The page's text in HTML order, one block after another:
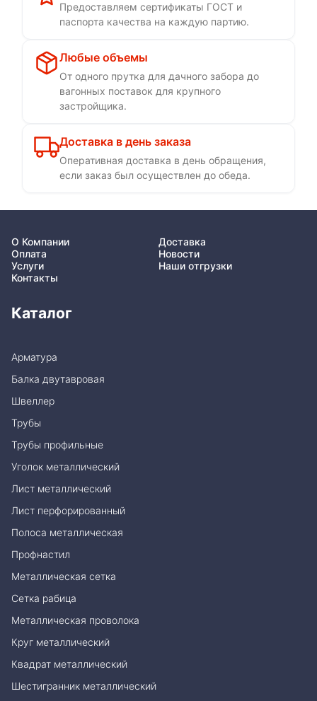
Предоставляем сертификаты ГОСТ и
паспорта качества на каждую партию.
Любые объемы
От одного прутка для дачного забора до
вагонных поставок для крупного
застройщика.
Доставка в день заказа
Оперативная доставка в день обращения,
если заказ был осуществлен до обеда.
О Компании
Доставка
Оплата
Новости
Услуги
Наши отгрузки
Контакты
Каталог
Арматура
Балка двутавровая
Швеллер
Трубы
Трубы профильные
Уголок металлический
Лист металлический
Лист перфорированный
Полоса металлическая
Профнастил
Металлическая сетка
Сетка рабица
Металлическая проволока
Круг металлический
Квадрат металлический
Шестигранник металлический